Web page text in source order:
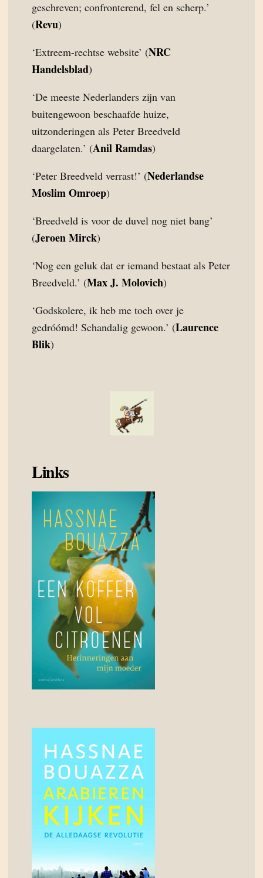
geschreven; confronterend, fel en scherp.’
(Revu)
‘Extreem-rechtse website’ (NRC
Handelsblad)
‘De meeste Nederlanders zijn van
buitengewoon beschaafde huize,
uitzonderingen als Peter Breedveld
daargelaten.’ (Anil Ramdas)
‘Peter Breedveld verrast!’ (Nederlandse
Moslim Omroep)
‘Breedveld is voor de duvel nog niet bang’
(Jeroen Mirck)
‘Nog een geluk dat er iemand bestaat als Peter
Breedveld.’ (Max J. Molovich)
‘Godskolere, ik heb me toch over je
gedróómd! Schandalig gewoon.’ (Laurence
Blik)
Links